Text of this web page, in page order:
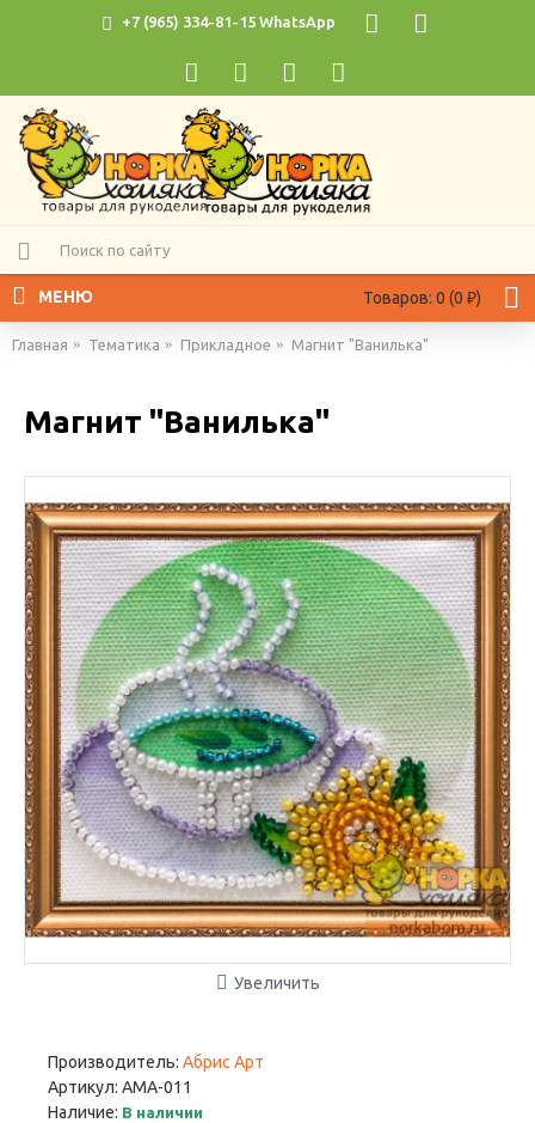
+7 (965) 334-81-15 WhatsApp
Товаров: 0 (0 ₽)
МЕНЮ
Главная Тематика Прикладное Магнит "Ванилька"
Магнит "Ванилька"
Увеличить
Производитель: Абрис Арт
Артикул: АМА-011
Наличие: В наличии